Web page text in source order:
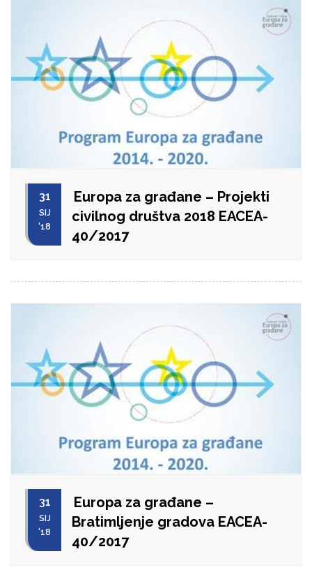
31
SIJ
'18
Europa za građane – Projekti
civilnog društva 2018 EACEA-
40/2017
31
SIJ
'18
Europa za građane –
Bratimljenje gradova EACEA-
40/2017